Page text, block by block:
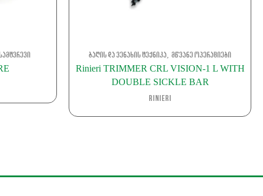
ბაღის და ვენახის ტექნიკა მწვანე ოპერაციები
Rinieri TRIMMER CRL VISION-1 L WITH
DOUBLE SICKLE BAR
Rinieri